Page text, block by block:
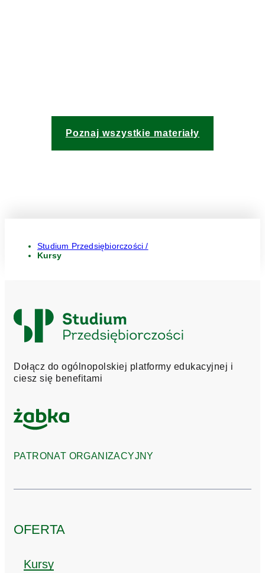
Poznaj wszystkie materiały
Studium Przedsiębiorczości /
Kursy
Logo
Studium
Dołącz do ogólnopolskiej platformy edukacyjnej i
ciesz się benefitami
PATRONAT ORGANIZACYJNY
OFERTA
Kursy